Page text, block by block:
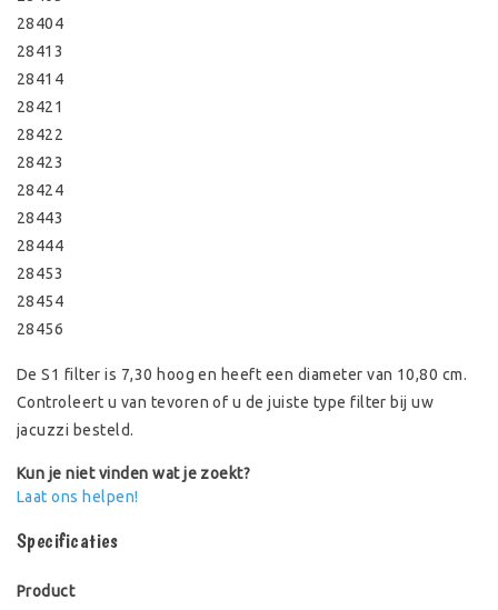
28404
28413
28414
28421
28422
28423
28424
28443
28444
28453
28454
28456
De S1 filter is 7,30 hoog en heeft een diameter van 10,80 cm.
Controleert u van tevoren of u de juiste type filter bij uw
jacuzzi besteld.
Kun je niet vinden wat je zoekt?
Laat ons helpen!
Specificaties
Product